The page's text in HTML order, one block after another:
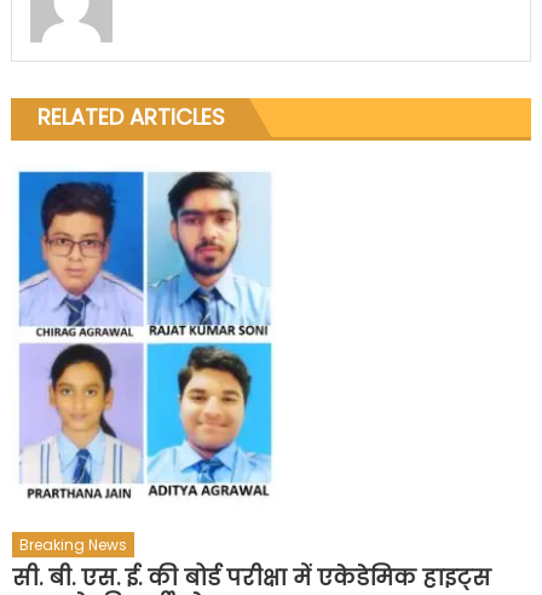
RELATED ARTICLES
Breaking News
सी. बी. एस. ई. की बोर्ड परीक्षा में एकेडेमिक हाइट्स